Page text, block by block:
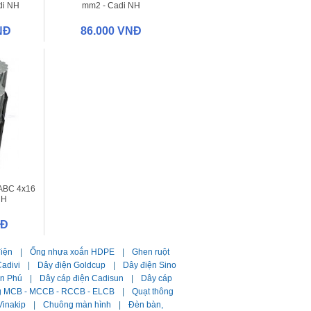
NH mm2 - Cadi NH
86.000 VNĐ
4x16
| Ống nhựa xoắn HDPE |
Ghen ruột
| Dây điện Goldcup |
Dây điện Sino
Phú
| Dây cáp điện Cadisun |
Dây cáp
- MCCB - RCCB - ELCB
|
Quạt thông
| Chuông màn hình | Đèn bàn,